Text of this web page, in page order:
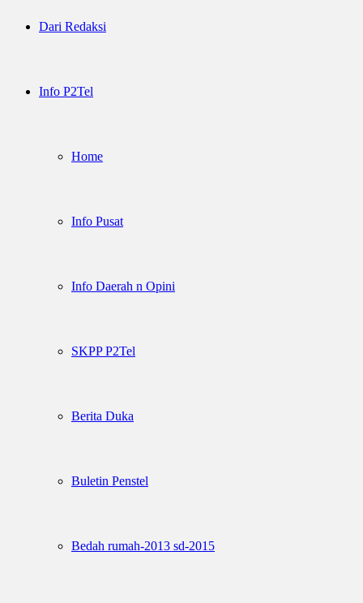
Dari Redaksi
Info P2Tel
Home
Info Pusat
Info Daerah n Opini
SKPP P2Tel
Berita Duka
Buletin Penstel
Bedah rumah-2013 sd-2015